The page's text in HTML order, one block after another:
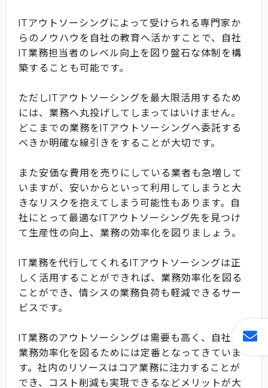
ITアウトソーシングによって受けられる専門家か
らのノウハウを自社の教育へ活かすことで、自社
IT業務担当者のレベル向上を図り盤石な体制を構
築することも可能です。
ただしITアウトソーシングを最大限活用するため
には、業務へ丸投げしてしまってはいけません。
どこまでの業務をITアウトソーシングへ委託する
べきか明確な線引きをすることが大切です。
また安価な費用を売りにしている業者も急増して
いますが、安いからといって利用してしまうと大
きなリスクを抱えてしまう可能性もあります。自
社にとって最適なITアウトソーシング先を見つけ
て生産性の向上、業務の効率化を図りましょう。
IT業務を代行してくれるITアウトソーシングは正
しく活用することができれば、業務効率化を図る
ことができ、情シスの業務負荷も軽減できるサー
ビスです。
IT業務のアウトソーシングは需要も高く、自社の
業務効率化を図るためには定番となってきていま
す。社内のリソースはコア業務に注力することが
でき、コスト削減も実現できるなどメリットが大